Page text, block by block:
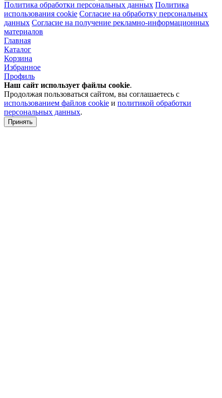
Политика обработки персональных данных Политика
использования cookie Согласие на обработку персональных
данных Согласие на получение рекламно-информационных
материалов
Главная
Каталог
Корзина
Избранное
Профиль
Наш сайт использует файлы cookie.
Продолжая пользоваться сайтом, вы соглашаетесь с
использованием файлов cookie и политикой обработки
персональных данных.
Принять